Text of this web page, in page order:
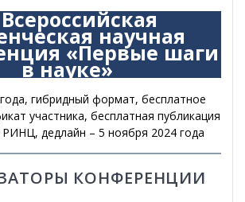
научная
«Первые шаги
в науке»
гибридный формат, бесплатное
участника, бесплатная публикация
РИНЦ, дедлайн – 5 ноября 2024 года
КОНФЕРЕНЦИИ